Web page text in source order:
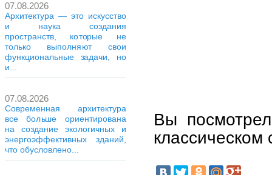
07.08.2026
Архитектура — это искусство
и наука создания
пространств, которые не
только выполняют свои
функциональные задачи, но
и...
07.08.2026
Современная архитектура
все больше ориентирована
на создание экологичных и
энергоэффективных зданий,
что обусловлено...
Вы